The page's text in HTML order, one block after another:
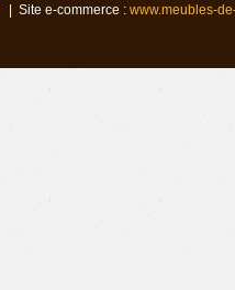
| Site e-commerce : www.meubles-